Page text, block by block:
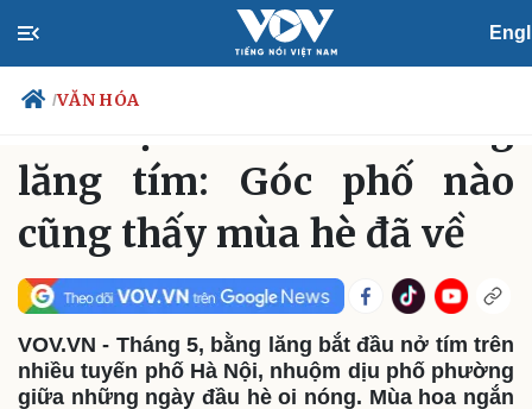
/VĂN HÓA
Chính trị
Tổ chức nhân sự
Quốc hội
Nhận diện sự thật
Xã hội
Dự báo thời tiết
Giáo dục
Dấu ấn VOV
Việc làm
Biển đảo
lăng tím: Góc phố nào
cũng thấy mùa hè đã về
VOV.VN - Tháng 5, bằng lăng bắt đầu nở tím trên
nhiều tuyến phố Hà Nội, nhuộm dịu phố phường
giữa những ngày đầu hè oi nóng. Mùa hoa ngắn